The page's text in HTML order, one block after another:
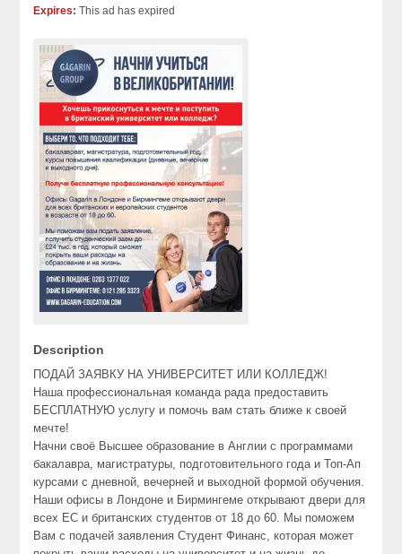
Expires: This ad has expired
Description
ПОДАЙ ЗАЯВКУ НА УНИВЕРСИТЕТ ИЛИ КОЛЛЕДЖ!
Наша профессиональная команда рада предоставить
БЕСПЛАТНУЮ услугу и помочь вам стать ближе к своей
мечте!
Начни своё Высшее образование в Англии с программами
бакалавра, магистратуры, подготовительного года и Топ-Ап
курсами с дневной, вечерней и выходной формой обучения.
Наши офисы в Лондоне и Бирмингеме открывают двери для
всех ЕС и британских студентов от 18 до 60. Мы поможем
Вам с подачей заявления Студент Финанс, которая может